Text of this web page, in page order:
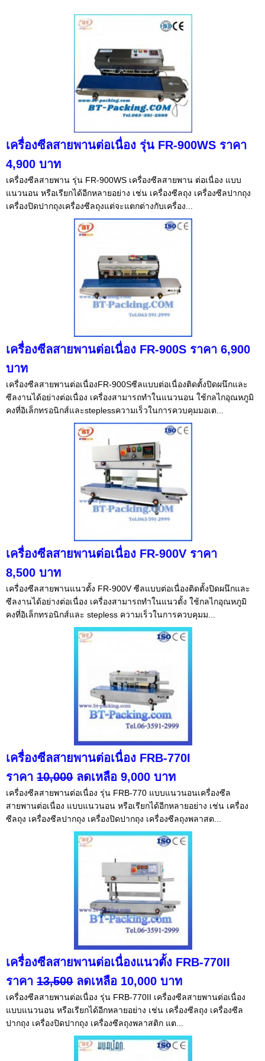
เครื่องซีลสายพานต่อเนื่อง รุ่น FR-900WS ราคา
4,900 บาท
เครื่องซีลสายพาน รุ่น FR-900WS เครื่องซีลสายพาน ต่อเนื่อง แบบ
แนวนอน หรือเรียกได้อีกหลายอย่าง เช่น เครื่องซีลถุง เครื่องซีลปากถุง
เครื่องปิดปากถุงเครื่องซีลถุงแต่จะแตกต่างกับเครื่อง...
เครื่องซีลสายพานต่อเนื่อง FR-900S ราคา 6,900
บาท
เครื่องซีลสายพานต่อเนื่องFR-900Sซีลแบบต่อเนื่องติดตั้งปิดผนึกและ
ซีลงานได้อย่างต่อเนื่อง เครื่องสามารถทำในแนวนอน ใช้กลไกอุณหภูมิ
คงที่อิเล็กทรอนิกส์และsteplessความเร็วในการควบคุมมอเต...
เครื่องซีลสายพานต่อเนื่อง FR-900V ราคา
8,500 บาท
เครื่องซีลสายพานแนวตั้ง FR-900V ซีลแบบต่อเนื่องติดตั้งปิดผนึกและ
ซีลงานได้อย่างต่อเนื่อง เครื่องสามารถทำในแนวตั้ง ใช้กลไกอุณหภูมิ
คงที่อิเล็กทรอนิกส์และ stepless ความเร็วในการควบคุมม...
เครื่องซีลสายพานต่อเนื่อง FRB-770I
ราคา10,000ลดเหลือ 9,000 บาท
เครื่องซีลสายพานต่อเนื่อง รุ่น FRB-770 แบบแนวนอนเครื่องซีล
สายพานต่อเนื่อง แบบแนวนอน หรือเรียกได้อีกหลายอย่าง เช่น เครื่อง
ซีลถุง เครื่องซีลปากถุง เครื่องปิดปากถุง เครื่องซีลถุงพลาสต...
เครื่องซีลสายพานต่อเนื่องแนวตั้ง FRB-770II
ราคา13,500ลดเหลือ 10,000 บาท
เครื่องซีลสายพานต่อเนื่อง รุ่น FRB-770II เครื่องซีลสายพานต่อเนื่อง
แบบแนวนอน หรือเรียกได้อีกหลายอย่าง เช่น เครื่องซีลถุง เครื่องซีล
ปากถุง เครื่องปิดปากถุง เครื่องซีลถุงพลาสติก แต...